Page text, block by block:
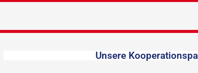
Unsere